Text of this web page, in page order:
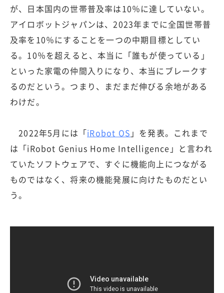
が、日本国内の世帯普及率は10％に達していない。
アイロボットジャパンは、2023年までに全国世帯普
及率を10％にすることを一つの中期目標としてい
る。10％を超えると、本当に「誰もが使っている」
といった家電の仲間入りになり、本当にブレークす
るのだという。つまり、まだまだ伸びる余地がある
わけだ。
2022年5月には「iRobot OS 」を発表。これまで
は「iRobot Genius Home Intelligence」と言われ
ていたソフトウェアで、すぐに機能向上につながる
ものではなく、将来の機能発展に向けたものだとい
う。